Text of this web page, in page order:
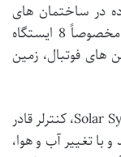
در ساختمان های
مسکونی است. بیش از یک مدل ایستگاه مخصوصاً 8 ایستگاه
های فوتبال، زمین
با نصب سنسور ET (تبخیر و تبخیر) روی Solar Sync، کنترلر قادر
با تغییر آب و هوا،